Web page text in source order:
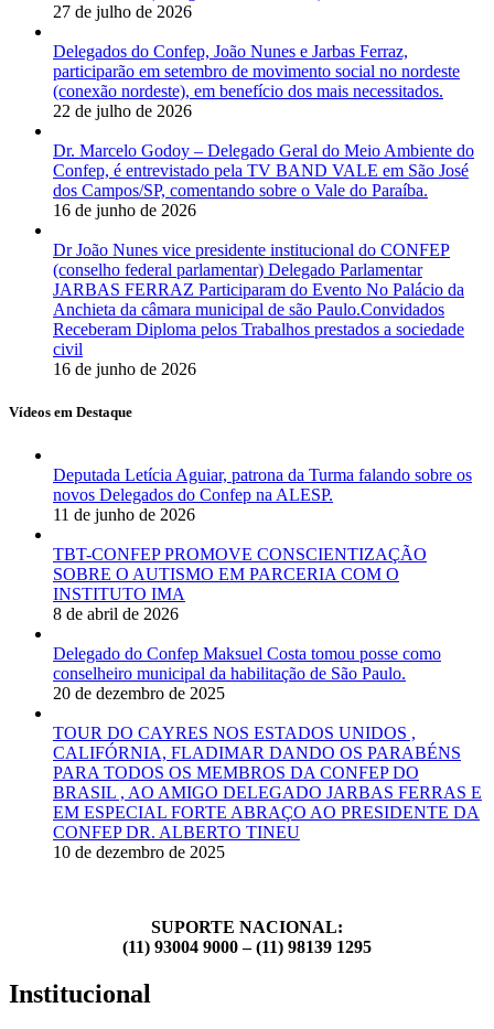
27 de julho de 2026
Delegados do Confep, João Nunes e Jarbas Ferraz,
participarão em setembro de movimento social no nordeste
(conexão nordeste), em benefício dos mais necessitados.
22 de julho de 2026
Dr. Marcelo Godoy – Delegado Geral do Meio Ambiente do
Confep, é entrevistado pela TV BAND VALE em São José
dos Campos/SP, comentando sobre o Vale do Paraíba.
16 de junho de 2026
Dr João Nunes vice presidente institucional do CONFEP
(conselho federal parlamentar) Delegado Parlamentar
JARBAS FERRAZ Participaram do Evento No Palácio da
Anchieta da câmara municipal de são Paulo.Convidados
Receberam Diploma pelos Trabalhos prestados a sociedade
civil
16 de junho de 2026
Vídeos em Destaque
Deputada Letícia Aguiar, patrona da Turma falando sobre os
novos Delegados do Confep na ALESP.
11 de junho de 2026
TBT-CONFEP PROMOVE CONSCIENTIZAÇÃO
SOBRE O AUTISMO EM PARCERIA COM O
INSTITUTO IMA
8 de abril de 2026
Delegado do Confep Maksuel Costa tomou posse como
conselheiro municipal da habilitação de São Paulo.
20 de dezembro de 2025
TOUR DO CAYRES NOS ESTADOS UNIDOS ,
CALIFÓRNIA, FLADIMAR DANDO OS PARABÉNS
PARA TODOS OS MEMBROS DA CONFEP DO
BRASIL , AO AMIGO DELEGADO JARBAS FERRAS E
EM ESPECIAL FORTE ABRAÇO AO PRESIDENTE DA
CONFEP DR. ALBERTO TINEU
10 de dezembro de 2025
SUPORTE NACIONAL:
(11) 93004 9000 – (11) 98139 1295
Institucional